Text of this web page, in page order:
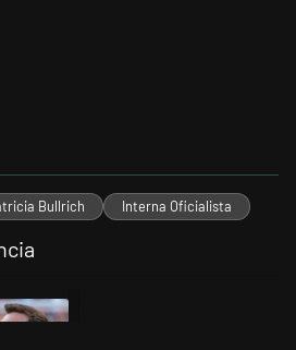
Bullrich Interna Oficialista
el título "Milei despidió a Jorge Messi